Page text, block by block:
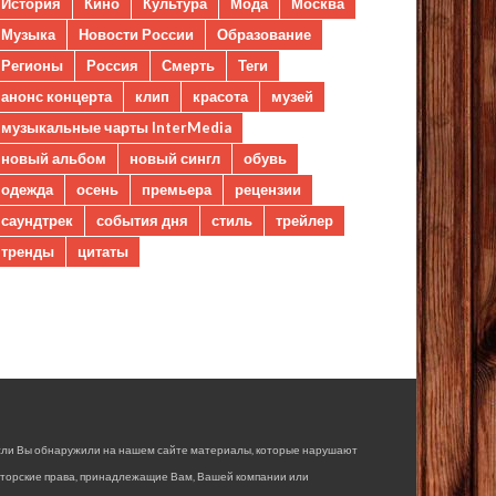
Музыка
Новости России
Образование
Регионы
Россия Смерть
Теги
анонс концерта
клип красота
музей
музыкальные чарты InterMedia
новый альбом
новый сингл
обувь
одежда
осень премьера
рецензии
саундтрек
события дня стиль
трейлер
тренды
цитаты
Вы обнаружили на нашем сайте материалы, которые нарушают
права, принадлежащие Вам, Вашей компании или